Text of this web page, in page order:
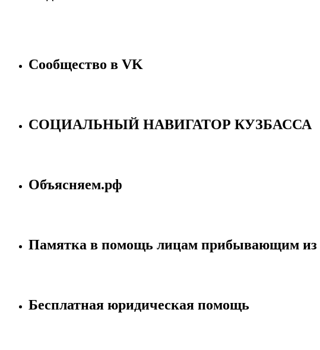
Сообщество в VK
СОЦИАЛЬНЫЙ НАВИГАТОР КУЗБАССА
Объясняем.рф
Памятка в помощь лицам прибывающим
Бесплатная юридическая помощь